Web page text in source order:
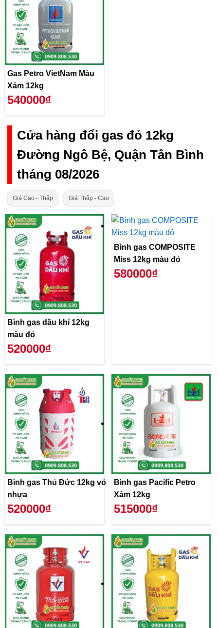
Gas Petro VietNam Màu
Xám 12kg
540000₫
Cửa hàng đổi gas đỏ 12kg
Đường Ngô Bệ, Quận Tân Bình
tháng 08/2026
Giá Cao - Thấp Giá Thấp - Cao
Bình gas dầu khí 12kg
màu đỏ
520000₫
Bình gas COMPOSITE
Miss 12kg màu đỏ
580000₫
Bình gas Thủ Đức 12kg vỏ
nhựa
520000₫
Bình gas Pacific Petro
Xám 12kg
515000₫